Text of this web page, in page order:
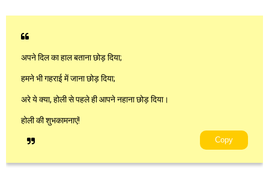
अपने दिल का हाल बताना छोड़ दिया;
हमने भी गहराई में जाना छोड़ दिया;
अरे ये क्या, होली से पहले ही आपने नहाना छोड़ दिया।
होली की शुभकामनाएं!
Copy